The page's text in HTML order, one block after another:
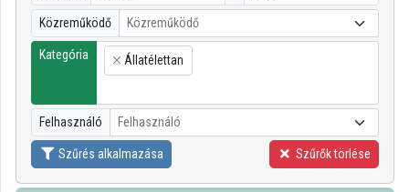
Kategóriák
Intézményi listák
Intézmények
Közreműködők
Közreműködő Közreműködő
Kategória
×
Állatélettan
Felhasználó Felhasználó
Szűrés alkalmazása Szűrők törlése